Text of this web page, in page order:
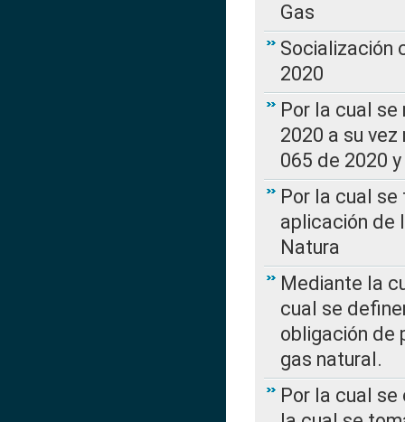
Gas
Socialización
2020
Por la cual se
2020 a su
065 de 2020
Por la cual
aplicación de
Natura
Mediante la
cual se
obligación de
gas natural.
Por la cual se